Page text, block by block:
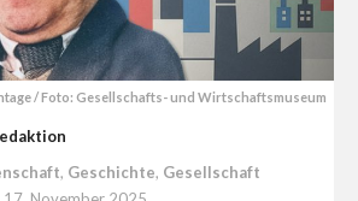
/ Foto: Gesellschafts- und Wirtschaftsmuseum
, Geschichte, Gesellschaft